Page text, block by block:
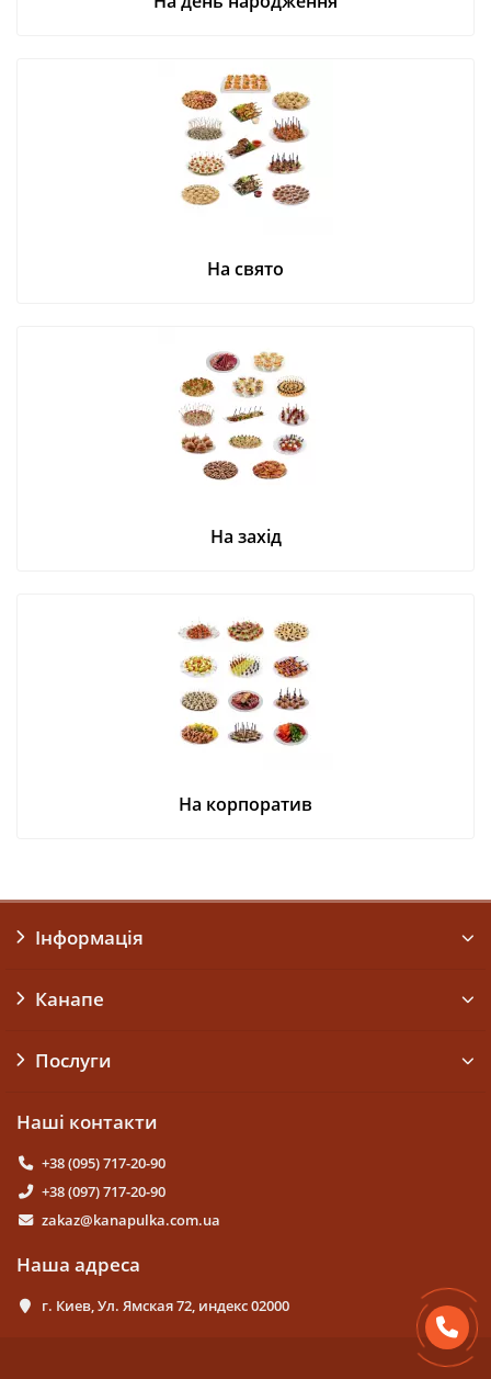
На свято
На захід
На корпоратив
Інформація
Канапе
Послуги
Наші контакти
+38 (095) 717-20-90
+38 (097) 717-20-90
zakaz@kanapulka.com.ua
Наша адреса
г. Киев, Ул. Ямская 72, индекс 02000